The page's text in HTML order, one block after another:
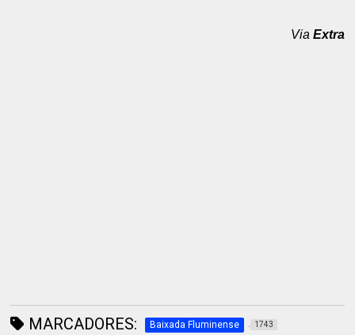
Via Extra
MARCADORES: Baixada Fluminense 1743